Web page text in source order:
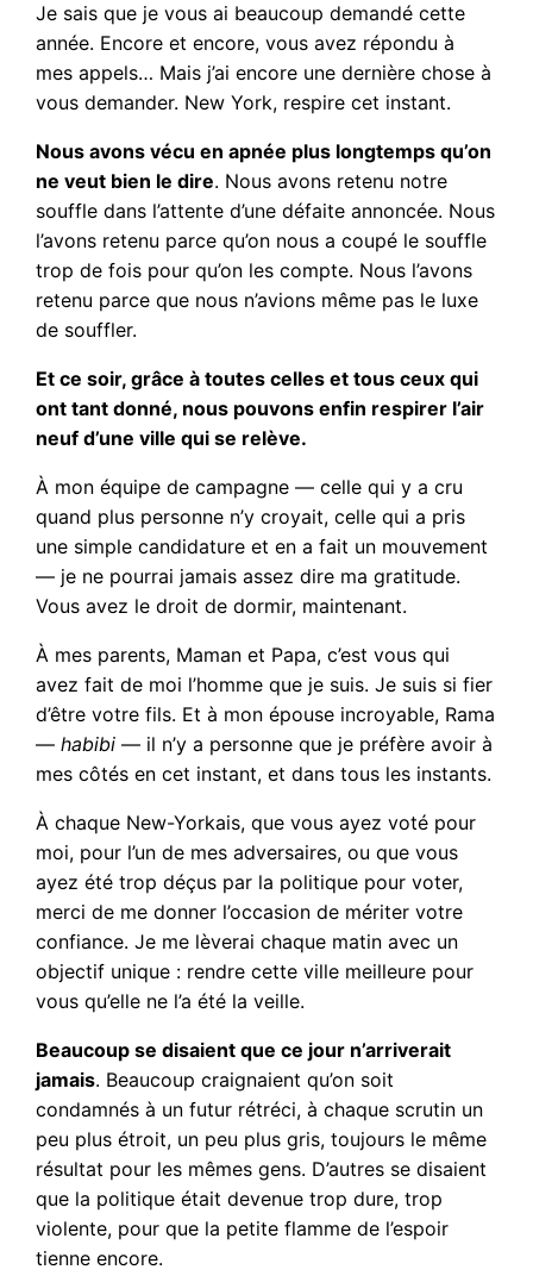
Je sais que je vous ai beaucoup demandé cette
année. Encore et encore, vous avez répondu à
mes appels… Mais j’ai encore une dernière chose à
vous demander. New York, respire cet instant.
Nous avons vécu en apnée plus longtemps qu’on
ne veut bien le dire. Nous avons retenu notre
souffle dans l’attente d’une défaite annoncée. Nous
l’avons retenu parce qu’on nous a coupé le souffle
trop de fois pour qu’on les compte. Nous l’avons
retenu parce que nous n’avions même pas le luxe
de souffler.
Et ce soir, grâce à toutes celles et tous ceux qui
ont tant donné, nous pouvons enfin respirer l’air
neuf d’une ville qui se relève.
À mon équipe de campagne — celle qui y a cru
quand plus personne n’y croyait, celle qui a pris
une simple candidature et en a fait un mouvement
— je ne pourrai jamais assez dire ma gratitude.
Vous avez le droit de dormir, maintenant.
À mes parents, Maman et Papa, c’est vous qui
avez fait de moi l’homme que je suis. Je suis si fier
d’être votre fils. Et à mon épouse incroyable, Rama
—habibi— il n’y a personne que je préfère avoir à
mes côtés en cet instant, et dans tous les instants.
À chaque New-Yorkais, que vous ayez voté pour
moi, pour l’un de mes adversaires, ou que vous
ayez été trop déçus par la politique pour voter,
merci de me donner l’occasion de mériter votre
confiance. Je me lèverai chaque matin avec un
objectif unique : rendre cette ville meilleure pour
vous qu’elle ne l’a été la veille.
Beaucoup se disaient que ce jour n’arriverait
jamais. Beaucoup craignaient qu’on soit
condamnés à un futur rétréci, à chaque scrutin un
peu plus étroit, un peu plus gris, toujours le même
résultat pour les mêmes gens. D’autres se disaient
que la politique était devenue trop dure, trop
violente, pour que la petite flamme de l’espoir
tienne encore.